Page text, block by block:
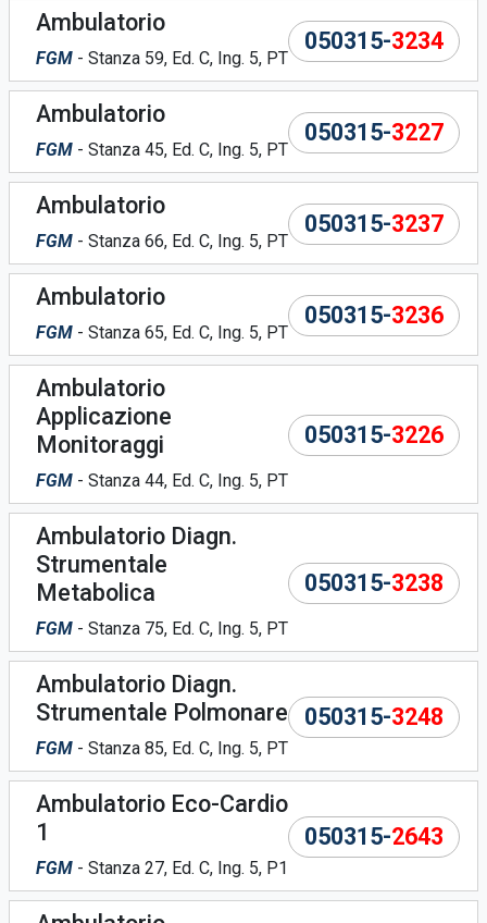
Ambulatorio
FGM - Stanza 59, Ed. C, Ing. 5, PT
050315-3234
Ambulatorio
FGM - Stanza 45, Ed. C, Ing. 5, PT
050315-3227
Ambulatorio
FGM - Stanza 66, Ed. C, Ing. 5, PT
050315-3237
Ambulatorio
FGM - Stanza 65, Ed. C, Ing. 5, PT
050315-3236
Ambulatorio
Applicazione
Monitoraggi
FGM - Stanza 44, Ed. C, Ing. 5, PT
050315-3226
Ambulatorio Diagn.
Strumentale
Metabolica
FGM - Stanza 75, Ed. C, Ing. 5, PT
050315-3238
Ambulatorio Diagn.
Strumentale Polmonare
FGM - Stanza 85, Ed. C, Ing. 5, PT
050315-3248
Ambulatorio Eco-Cardio
1
FGM - Stanza 27, Ed. C, Ing. 5, P1
050315-2643